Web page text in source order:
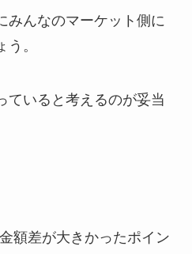
みんなのマーケット側に
。
ていると考えるのが妥当
額差が大きかったポイン